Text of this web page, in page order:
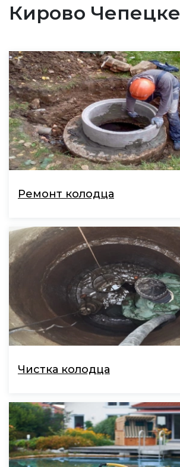
Кирово Чепецке
Ремонт колодца
Чистка колодца